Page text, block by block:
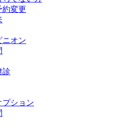
約変更
ニオン
診
プション